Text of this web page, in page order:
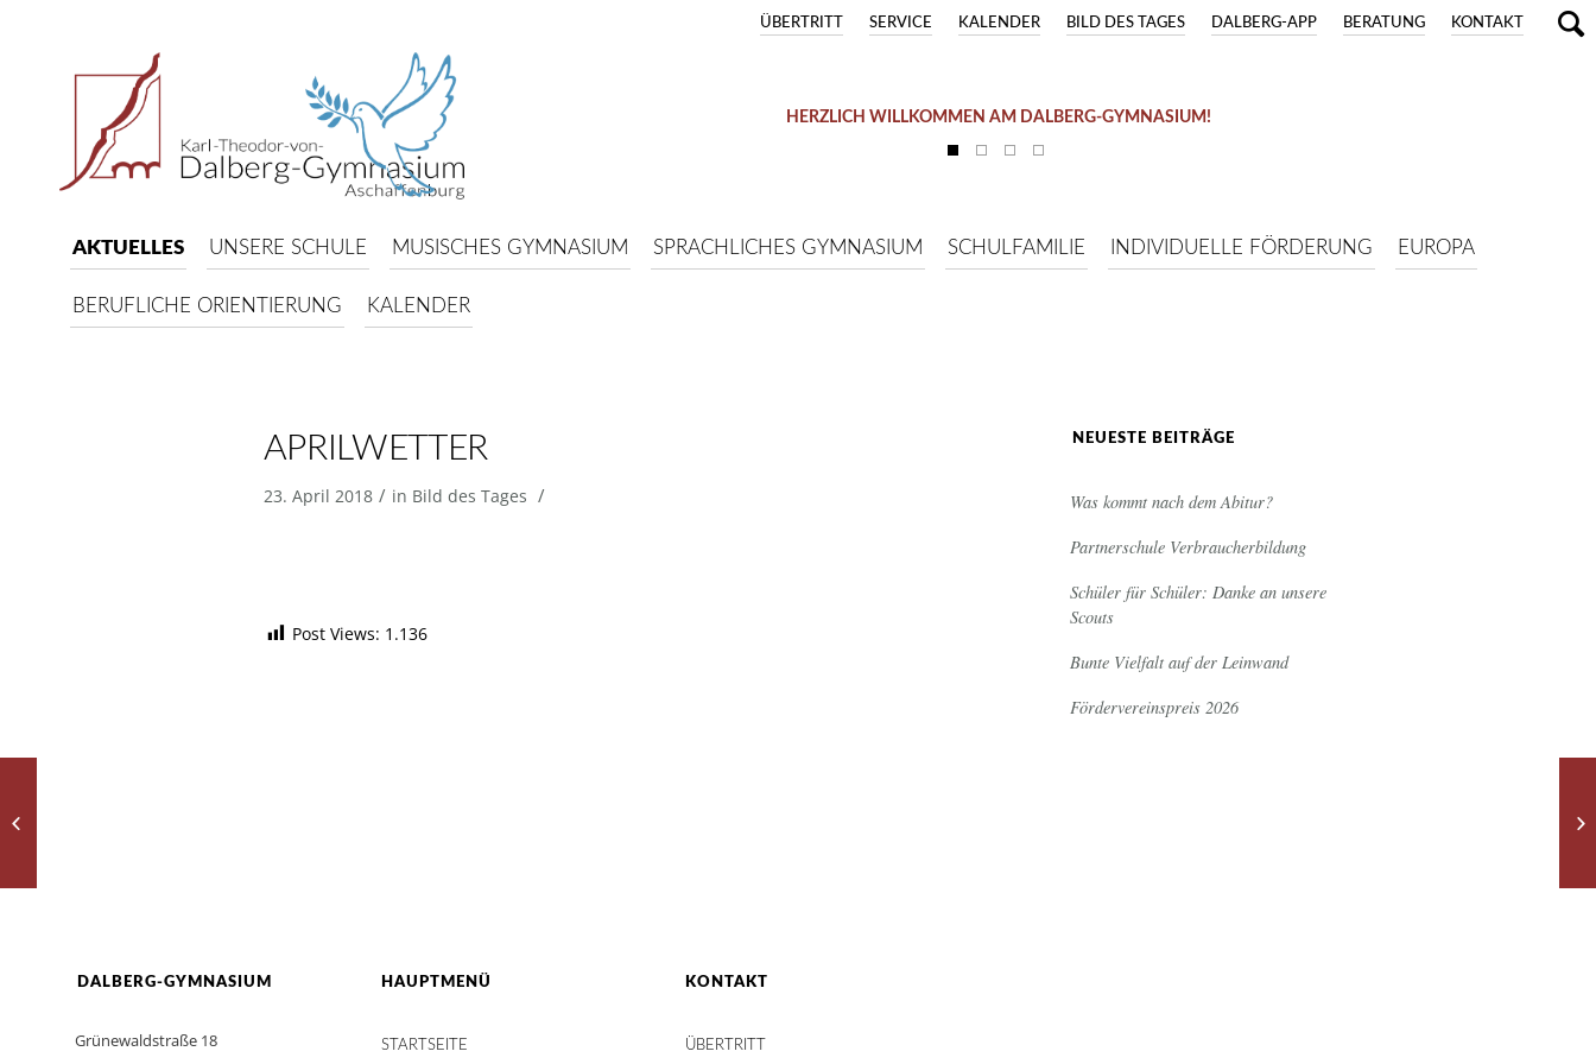
KONTAKT
BERATUNG
DALBERG-APP
BILD DES TAGES
KALENDER
SERVICE
ÜBERTRITT
HERZLICH WILLKOMMEN AM DALBERG-GYMNASIUM!
AKTUELLES UNSERE SCHULE MUSISCHES GYMNASIUM SPRACHLICHES GYMNASIUM SCHULFAMILIE INDIVIDUELLE FÖRDERUNG EUROPA
BERUFLICHE ORIENTIERUNG KALENDER
APRILWETTER
23. April 2018 / in Bild des Tages /
Post Views: 1.136
NEUESTE BEITRÄGE
Was kommt nach dem Abitur?
Partnerschule Verbraucherbildung
Schüler für Schüler: Danke an unsere
Scouts
Bunte Vielfalt auf der Leinwand
Fördervereinspreis 2026
DALBERG-GYMNASIUM
Grünewaldstraße 18
HAUPTMENÜ
STARTSEITE
KONTAKT
ÜBERTRITT